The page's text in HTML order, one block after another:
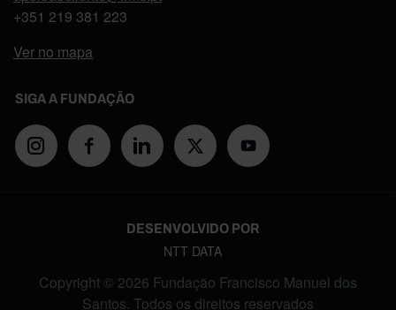
+351 219 381 223
Ver no mapa
SIGA A FUNDAÇÃO
DESENVOLVIDO POR
NTT DATA
Copyright © 2026 Fundação Francisco Manuel dos
Santos. Todos os direitos reservados